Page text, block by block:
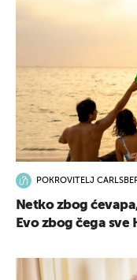
POKROVITELJ
Netko zbog
Evo zbog čega